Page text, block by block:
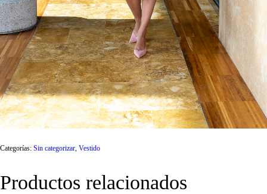
Categorías: Sin categorizar, Vestido
Productos relacionados